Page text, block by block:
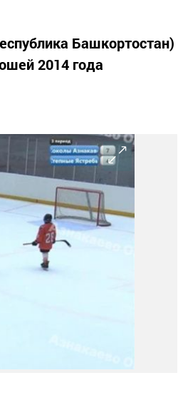
Башкортостан)
2014 года